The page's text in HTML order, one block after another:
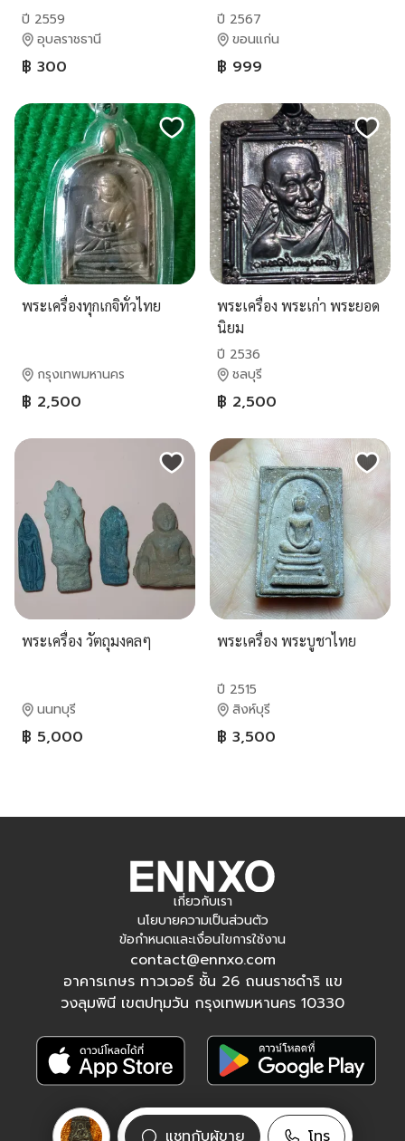
ปี 2559
อุบลราชธานี
฿ 300
ปี 2567
ขอนแก่น
฿ 999
พระเครื่องทุกเกจิทั่วไทย
กรุงเทพมหานคร
฿ 2,500
พระเครื่อง พระเก่า พระยอด
นิยม
ปี 2536
ชลบุรี
฿ 2,500
พระเครื่อง วัตถุมงคลๆ
นนทบุรี
฿ 5,000
พระเครื่อง พระบูชาไทย
ปี 2515
สิงห์บุรี
฿ 3,500
แชทกับผู้ขาย โทร
เกี่ยวกับเรา
นโยบายความเป็นส่วนตัว
ข้อกำหนดและเงื่อนไขการใช้งาน
contact@ennxo.com
อาคารเกษร ทาวเวอร์ ชั้น 26 ถนนราชดำริ แข
วงลุมพินี เขตปทุมวัน กรุงเทพมหานคร 10330
ติดตามเรา